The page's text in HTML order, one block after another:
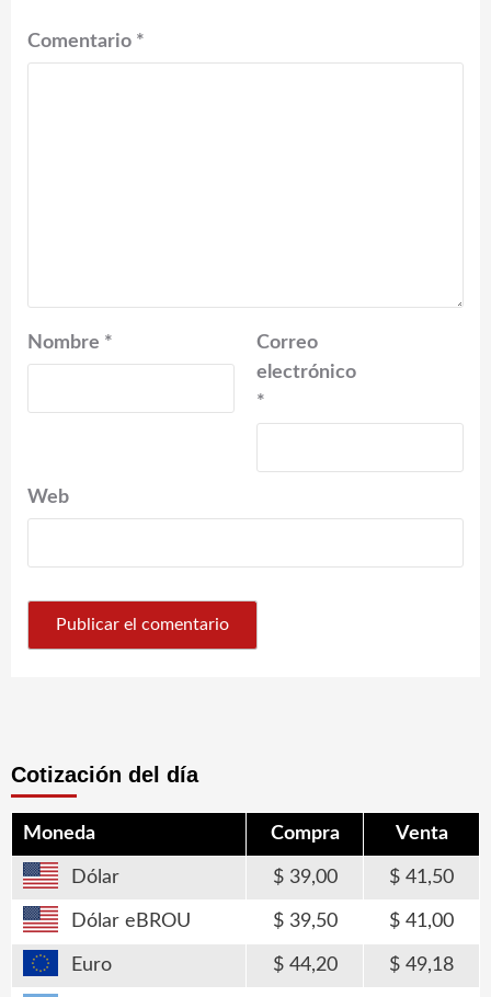
Comentario *
Nombre *
Correo
electrónico
*
Web
Cotización del día
Moneda Compra Venta
Dólar 39,00 41,50
Dólar eBROU 39,50 41,00
Euro 44,20 49,18